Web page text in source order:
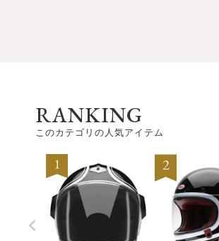
RANKING
このカテゴリの人気アイテム